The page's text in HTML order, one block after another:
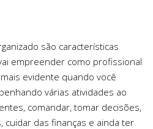
são características
empreender como profissional
evidente quando você
várias atividades ao
comandar, tomar decisões,
cuidar das finanças e ainda ter